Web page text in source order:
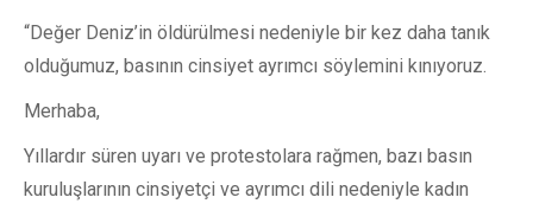
“Değer Deniz’in öldürülmesi nedeniyle bir kez daha tanık
olduğumuz, basının cinsiyet ayrımcı söylemini kınıyoruz.
Merhaba,
Yıllardır süren uyarı ve protestolara rağmen, bazı basın
kuruluşlarının cinsiyetçi ve ayrımcı dili nedeniyle kadın